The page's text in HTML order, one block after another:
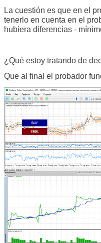
La cuestión es que en el
tenerlo en cuenta en el
hubiera diferencias -
¿Qué estoy tratando de
Que al final el probador